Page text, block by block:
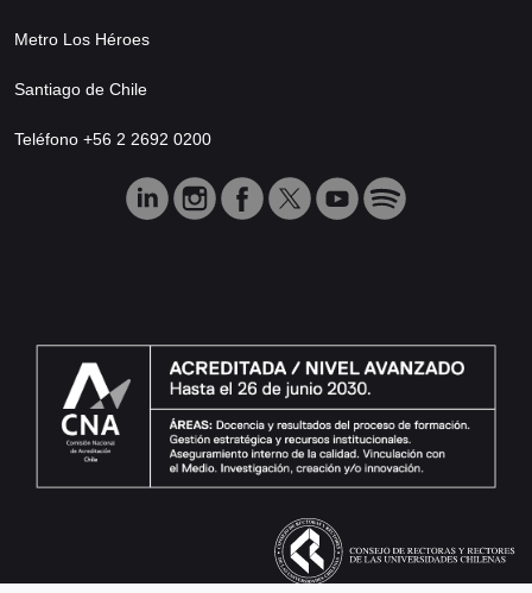
Metro Los Héroes
Santiago de Chile
Teléfono +56 2 2692 0200